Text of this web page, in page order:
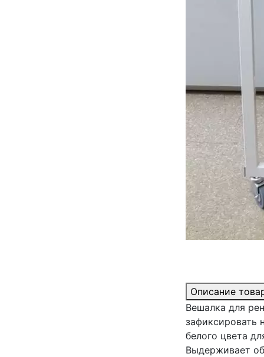
Описание
Вешалка для
зафиксировать
белого цвета
Выдерживает